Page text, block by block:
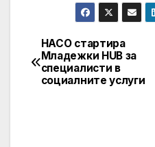
Post
navigation
НАСО стартира
Младежки HUB за
специалисти в
социалните услуги